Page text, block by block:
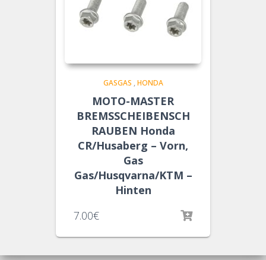
GASGAS , HONDA
MOTO-MASTER
BREMSSCHEIBENSCH
RAUBEN Honda
CR/Husaberg – Vorn,
Gas
Gas/Husqvarna/KTM –
Hinten
7.00€